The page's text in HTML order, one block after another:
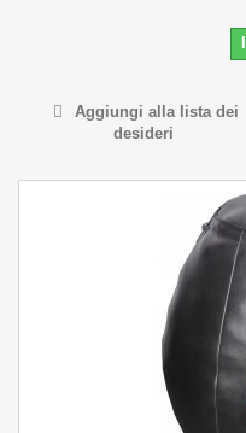
Aggiungi alla lista dei
desideri